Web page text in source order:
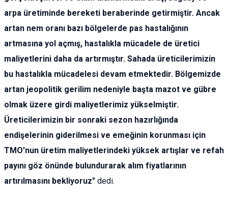
arpa üretiminde bereketi beraberinde getirmiştir. Ancak
artan nem oranı bazı bölgelerde pas hastalığının
artmasına yol açmış, hastalıkla mücadele de üretici
maliyetlerini daha da artırmıştır. Sahada üreticilerimizin
bu hastalıkla mücadelesi devam etmektedir. Bölgemizde
artan jeopolitik gerilim nedeniyle başta mazot ve gübre
olmak üzere girdi maliyetlerimiz yükselmiştir.
Üreticilerimizin bir sonraki sezon hazırlığında
endişelerinin giderilmesi ve emeğinin korunması için
TMO'nun üretim maliyetlerindeki yüksek artışlar ve refah
payını göz önünde bulundurarak alım fiyatlarının
artırılmasını bekliyoruz" dedi.